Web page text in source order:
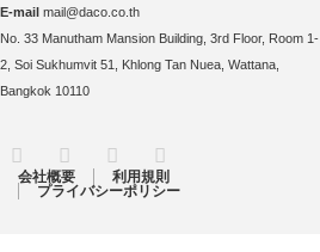
E-mail mail@daco.co.th
No. 33 Manutham Mansion Building, 3rd Floor, Room 1-
2, Soi Sukhumvit 51, Khlong Tan Nuea, Wattana,
Bangkok 10110
Twitter FacebookInstagram
会社概要
利用規則
プライバシーポリシー